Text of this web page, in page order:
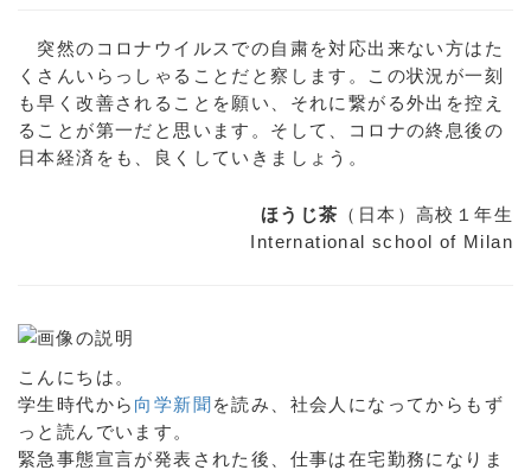
突然のコロナウイルスでの自粛を対応出来ない方はた
くさんいらっしゃることだと察します。この状況が一刻
も早く改善されることを願い、それに繋がる外出を控え
ることが第一だと思います。そして、コロナの終息後の
日本経済をも、良くしていきましょう。
ほうじ茶 （日本）高校１年生
International school of Milan
こんにちは。
学生時代から 向学新聞 を読み、社会人になってからもず
っと読んでいます。
緊急事態宣言が発表された後、仕事は在宅勤務になりま